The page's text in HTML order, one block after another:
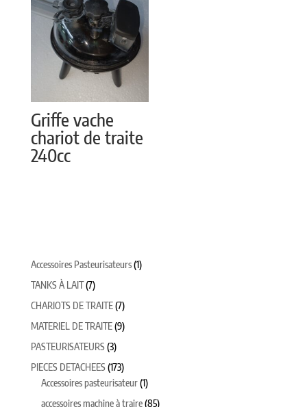
Griffe vache
chariot de traite
240cc
Accessoires Pasteurisateurs 11
TANKS À LAIT 77
produits
CHARIOTS DE TRAITE 77
produits
MATERIEL DE TRAITE 99
PASTEURISATEURS 33
produits
PIECES DETACHEES 173173
produits
Accessoires pasteurisateur 11
produit
accessoires machine à traire 8585